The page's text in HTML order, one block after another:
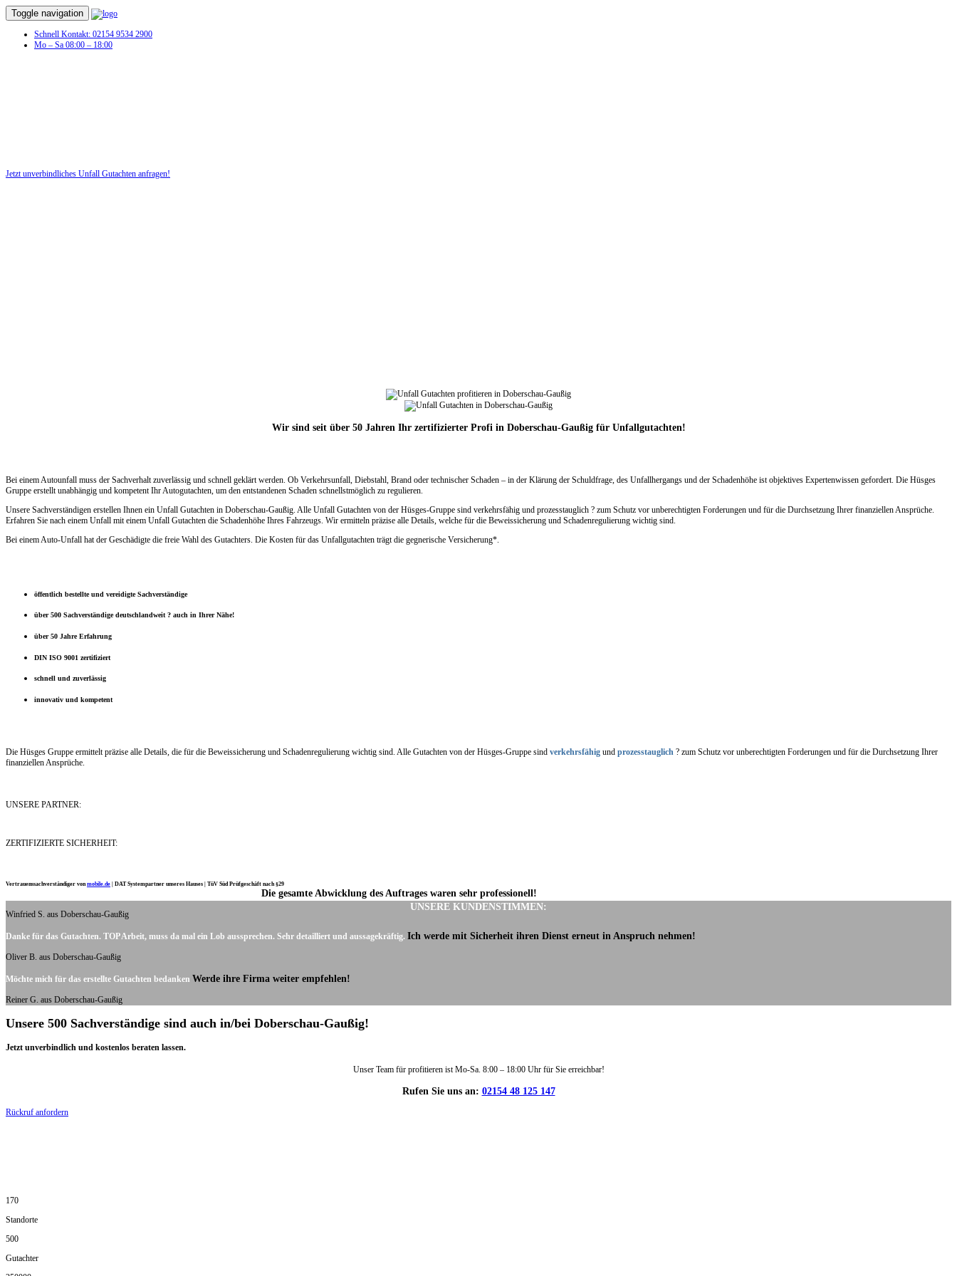
Toggle navigation
Schnell Kontakt: 02154 9534 2900
Mo – Sa 08:00 – 18:00
Jetzt unverbindliches Unfall Gutachten anfragen!
Wir sind seit über 50 Jahren Ihr zertifizierter Profi in Doberschau-Gaußig für Unfallgutachten!
Bei einem Autounfall muss der Sachverhalt zuverlässig und schnell geklärt werden. Ob Verkehrsunfall, Diebstahl, Brand oder technischer Schaden – in der Klärung der Schuldfrage, des Unfallhergangs und der Schadenhöhe ist objektives Expertenwissen gefordert. Die Hüsges
Gruppe erstellt unabhängig und kompetent Ihr Autogutachten, um den entstandenen Schaden schnellstmöglich zu regulieren.
Unsere Sachverständigen erstellen Ihnen ein Unfall Gutachten in Doberschau-Gaußig. Alle Unfall Gutachten von der Hüsges-Gruppe sind verkehrsfähig und prozesstauglich ? zum Schutz vor unberechtigten Forderungen und für die Durchsetzung Ihrer finanziellen Ansprüche.
Erfahren Sie nach einem Unfall mit einem Unfall Gutachten die Schadenhöhe Ihres Fahrzeugs. Wir ermitteln präzise alle Details, welche für die Beweissicherung und Schadenregulierung wichtig sind.
Bei einem Auto-Unfall hat der Geschädigte die freie Wahl des Gutachters. Die Kosten für das Unfallgutachten trägt die gegnerische Versicherung*.
öffentlich bestellte und vereidigte Sachverständige
über 500 Sachverständige deutschlandweit ? auch in Ihrer Nähe!
über 50 Jahre Erfahrung
DIN ISO 9001 zertifiziert
schnell und zuverlässig
innovativ und kompetent
Die Hüsges Gruppe ermittelt präzise alle Details, die für die Beweissicherung und Schadenregulierung wichtig sind. Alle Gutachten von der Hüsges-Gruppe sind verkehrsfähig und prozesstauglich ? zum Schutz vor unberechtigten Forderungen und für die Durchsetzung Ihrer
finanziellen Ansprüche.
UNSERE PARTNER:
ZERTIFIZIERTE SICHERHEIT:
Vertrauenssachverständiger vonmobile.de DAT Systempartner unseres Hauses | TüV Süd Prüfgeschäft nach §29
UNSERE KUNDENSTIMMEN:
Die gesamte Abwicklung des Auftrages waren sehr professionell!
Winfried S. aus Doberschau-Gaußig
Danke für das Gutachten. TOP Arbeit, muss da mal ein Lob aussprechen. Sehr detailliert und aussagekräftig. Ich werde mit Sicherheit ihren Dienst erneut in Anspruch nehmen!
Oliver B. aus Doberschau-Gaußig
Möchte mich für das erstellte Gutachten bedanken Werde ihre Firma weiter empfehlen!
Reiner G. aus Doberschau-Gaußig
Unsere 500 Sachverständige sind auch in/bei Doberschau-Gaußig!
Jetzt unverbindlich und kostenlos beraten lassen.
Unser Team für profitieren ist Mo-Sa. 8:00 – 18:00 Uhr für Sie erreichbar!
Rufen Sie uns an: 02154 48 125 147
Rückruf anfordern
170
Standorte
500
Gutachter